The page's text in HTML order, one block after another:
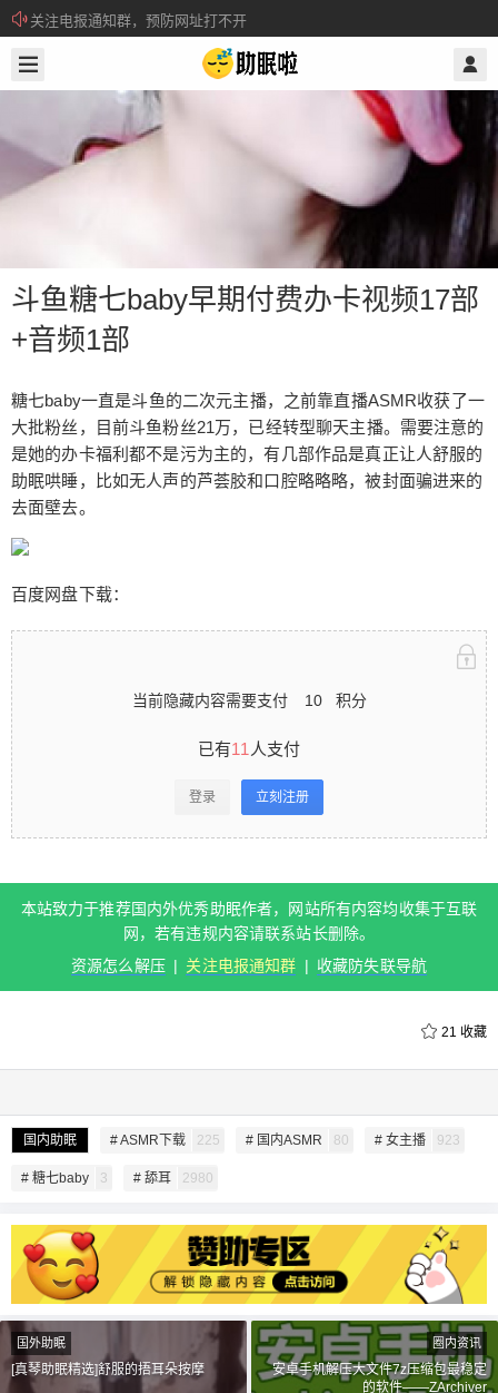
关注电报通知群，预防网址打不开
所有注册用户记得每日来签到领取积分。
斗鱼糖七baby早期付费办卡视频17部
+音频1部
糖七baby一直是斗鱼的二次元主播，之前靠直播ASMR收获了一
大批粉丝，目前斗鱼粉丝21万，已经转型聊天主播。需要注意的
是她的办卡福利都不是污为主的，有几部作品是真正让人舒服的
助眠哄睡，比如无人声的芦荟胶和口腔略略略，被封面骗进来的
去面壁去。
百度网盘下载：
当前隐藏内容需要支付 10 积分
已有11 人支付
登录 立刻注册
本站致力于推荐国内外优秀助眠作者，网站所有内容均收集于互联
网，若有违规内容请联系站长删除。
资源怎么解压 | 关注电报通知群 | 收藏防失联导航
21 收藏
国内助眠 # ASMR下载 225 # 国内ASMR 80 # 女主播 923
# 糖七baby 3 # 舔耳 2980
@ 助眠啦
+音频1部
糖七baby一直是斗鱼的二次元主播，之前靠直播AS
MR收获了一大批粉丝，目前斗鱼粉丝21万，已经转
型聊天主播。需要注意的是她的办卡福利都不是污
比如无人声的芦荟胶和口腔略略略，被封面骗进来
付10积分 已有11人支付 登录立刻注册 本站致力于
互联网，若有违规内容请联系站长删除。 资源怎么
解压 | 关注电报通知群 | 收藏防失联导航 0 收藏
给undefined打赏
元 元 元
20 元 50 元 自定义
付费内容
国外助眠
[真琴助眠精选]舒服的捂耳朵按摩
圈内资讯
安卓手机解压大文件7z压缩包最稳定
的软件——ZArchiver